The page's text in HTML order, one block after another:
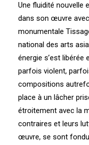
Une fluidité nouvelle
dans son œuvre
monumentale
national des arts
énergie s’est
parfois violent,
compositions
place à un lâcher
étroitement avec la
contraires et leurs
œuvre, se sont